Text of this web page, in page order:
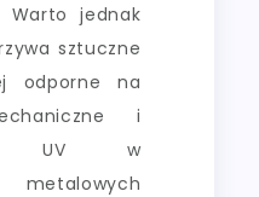
Warto jednak
sztuczne
odporne na
i
UV w